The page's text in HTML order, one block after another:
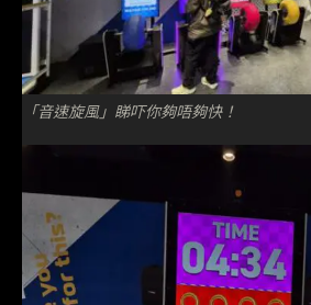
「音速旋風」睇吓你夠唔夠快！